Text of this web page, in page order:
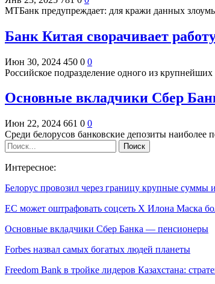
МТБанк предупреждает: для кражи данных
Банк Китая сворачивает
Июн 30, 2024 450 0 0
Российское подразделение одного из
Основные вкладчики Сбер
Июн 22, 2024 661 0 0
Среди белорусов банковские депозиты
Интересное:
Белорус провозил через границу крупные суммы
ЕС может оштрафовать соцсеть X Илона Маска
Основные вкладчики Сбер Банка — пенсионеры
Forbes назвал самых богатых людей планеты
Freedom Bank в тройке лидеров Казахстана: